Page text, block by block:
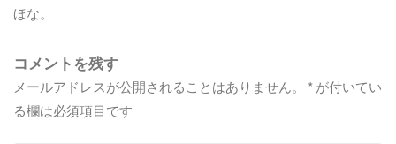
ほな。
コメントを残す
メールアドレスが公開されることはありません。 * が付いてい
る欄は必須項目です